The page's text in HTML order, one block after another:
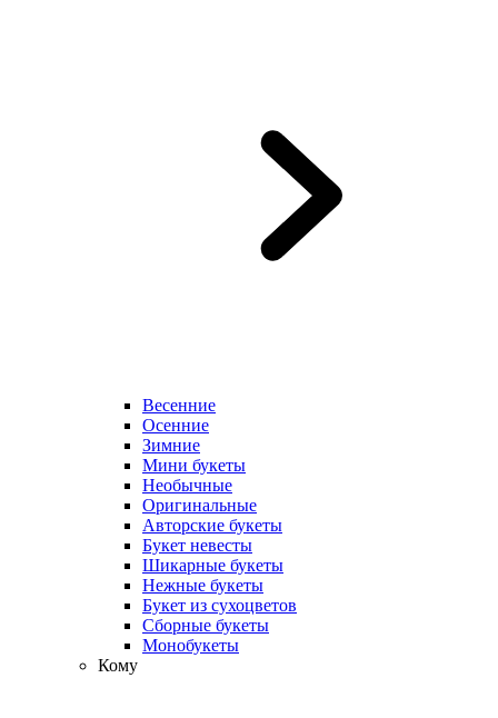
Весенние
Осенние
Зимние
Мини букеты
Необычные
Оригинальные
Авторские букеты
Букет невесты
Шикарные букеты
Нежные букеты
Букет из сухоцветов
Сборные букеты
Монобукеты
Кому